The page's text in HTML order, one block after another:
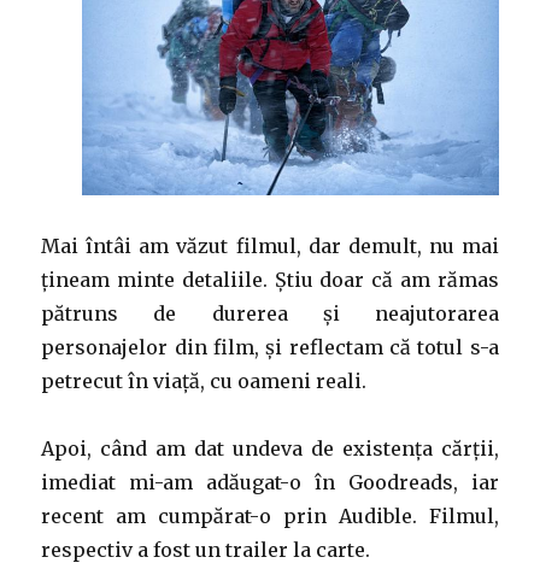
Mai întâi am văzut filmul, dar demult, nu mai
țineam minte detaliile. Știu doar că am rămas
pătruns de durerea și neajutorarea
personajelor din film, și reflectam că totul s-a
petrecut în viață, cu oameni reali.
Apoi, când am dat undeva de existența cărții,
imediat mi-am adăugat-o în Goodreads, iar
recent am cumpărat-o prin Audible. Filmul,
respectiv a fost un trailer la carte.